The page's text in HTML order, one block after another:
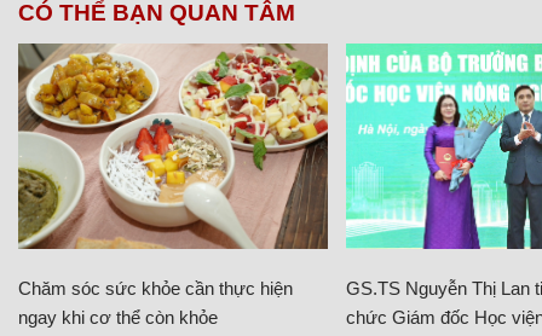
CÓ THỂ BẠN QUAN TÂM
Chăm sóc sức khỏe cần thực hiện
ngay khi cơ thể còn khỏe
GS.TS Nguyễn Thị Lan
chức Giám đốc Học